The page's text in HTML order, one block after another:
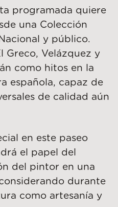
programada quiere
una Colección
y público.
Greco, Velázquez y
como hitos en la
española, capaz de
de calidad aún
en este paseo
el papel del
del pintor en una
durante
como artesanía y